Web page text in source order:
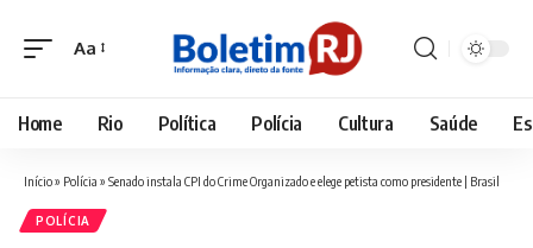
Font
Aa
Home Rio Política Polícia Cultura Saúde
Início» Polícia » Senado instala CPI do Crime Organizado e elege petista como presidente | Brasil
POLÍCIA